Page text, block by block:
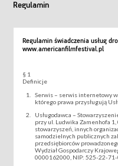
Regulamin
Regulamin świadczenia usług
www.americanfilmfestival.pl
§ 1
Definicje
Serwis – serwis internetowy
którego prawa przysługują
Usługodawca –
przy ul. Ludwika Zamenhofa
stowarzyszeń, innych
samodzielnych publicznych
przedsiębiorców
Wydział Gospodarczy
0000162000, NIP: 525-22-